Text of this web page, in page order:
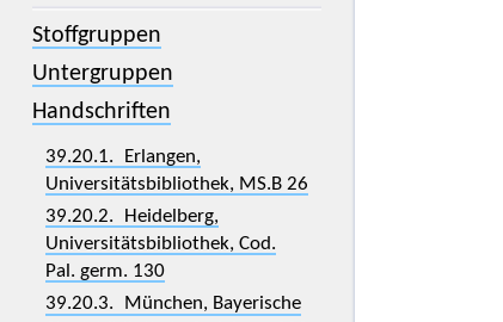
% (das Prozentzeichen) ist Platzhalter
für kein, ein oder mehr als ein
Stoffgruppen
Untergruppen
Handschriften
39.20.1. Erlangen,
Universitätsbibliothek, MS.B 26
39.20.2. Heidelberg,
Universitätsbibliothek, Cod.
Pal. germ. 130
39.20.3. München, Bayerische